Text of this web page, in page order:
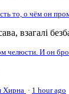
то, о чём он
взагалі
челюсти. И он
Хирна · 1 hour ago